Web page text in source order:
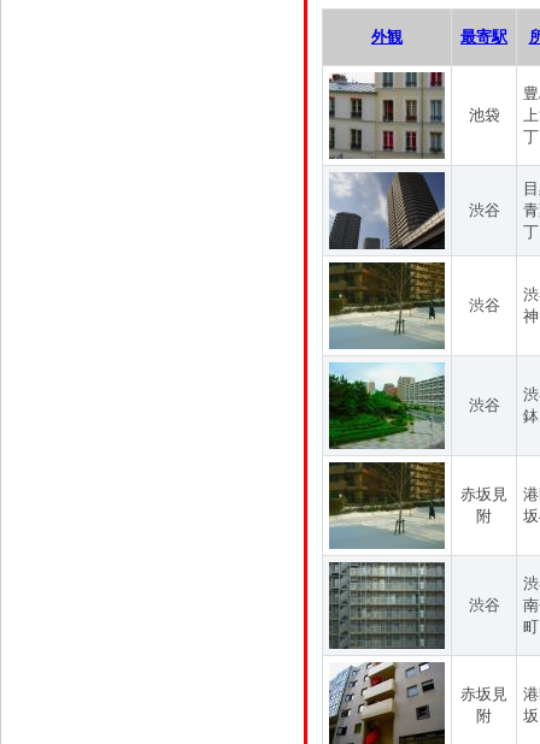
外観 最寄駅
池袋
渋谷
渋谷
渋谷
赤坂見
附
渋谷
赤坂見
附